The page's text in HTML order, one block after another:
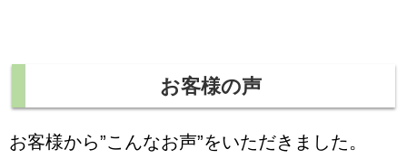
お客様の声
お客様から”こんなお声”をいただきました。